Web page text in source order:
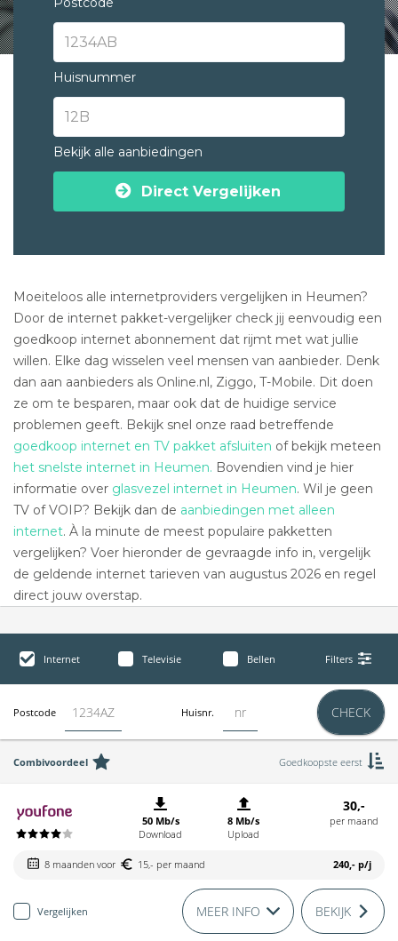
Huisnummer
Bekijk alle aanbiedingen
Direct Vergelijken
Moeiteloos alle internetproviders vergelijken in Heumen?
Door de internet pakket-vergelijker check jij eenvoudig een
goedkoop internet abonnement dat rijmt met wat jullie
willen. Elke dag wisselen veel mensen van aanbieder. Denk
dan aan aanbieders als Online.nl, Ziggo, T-Mobile. Dit doen
ze om te besparen, maar ook dat de huidige service
problemen geeft. Bekijk snel onze raad betreffende
goedkoop internet en TV pakket afsluiten of bekijk meteen
het snelste internet in Heumen. Bovendien vind je hier
informatie over glasvezel internet in Heumen. Wil je geen
TV of VOIP? Bekijk dan de aanbiedingen met alleen
internet. À la minute de meest populaire pakketten
vergelijken? Voer hieronder de gevraagde info in, vergelijk
de geldende internet tarieven van augustus 2026 en regel
direct jouw overstap.
Internet Televisie Bellen Filters
Postcode Huisnr. CHECK
Combivoordeel Goedkoopste eerst
50 Mb/s
Download
8 Mb/s
Upload
30,-
per maand
8 maanden voor 15,- per maand 240,- p/j
Vergelijken MEER INFO BEKIJK